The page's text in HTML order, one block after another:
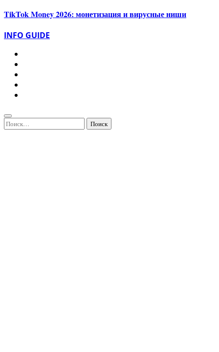
TikTok Money 2026: монетизация и вирусные ниши
INFO GUIDE
Найти: